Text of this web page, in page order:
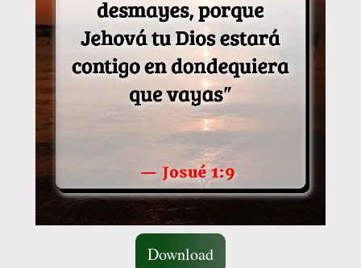
Download